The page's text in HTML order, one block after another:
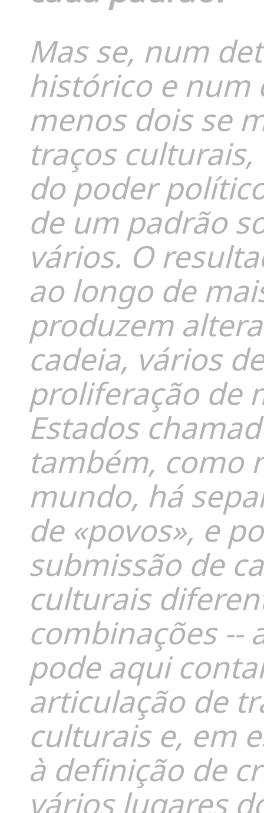
Mas se, num
histórico e num
menos dois se
traços
do poder
de um padrão
vários. O
ao longo de
produzem
cadeia, vários
proliferação de
Estados
também, como
mundo, há
de «povos», e
submissão de
culturais
combinações --
pode aqui
articulação de
culturais e, em
à definição de